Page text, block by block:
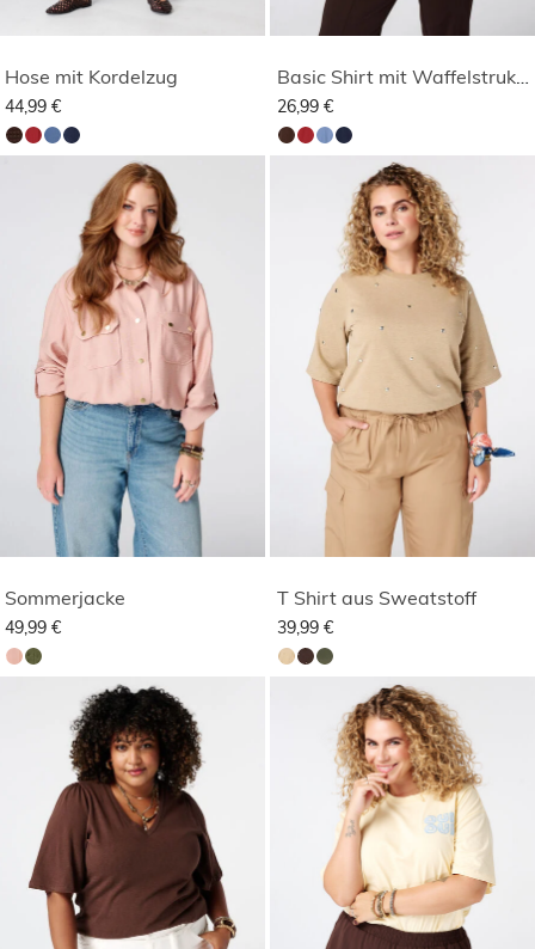
Hose mit Kordelzug
44,99 €
Basic Shirt mit Waffelstruktur
26,99 €
Sommerjacke
49,99 €
T Shirt aus Sweatstoff
39,99 €